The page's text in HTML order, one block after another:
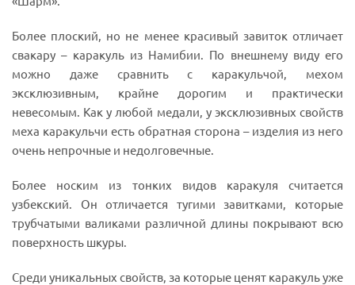
Более плоский, но не менее красивый завиток отличает
свакару – каракуль из Намибии. По внешнему виду его
можно даже сравнить с каракульчой, мехом
эксклюзивным, крайне дорогим и практически
невесомым. Как у любой медали, у эксклюзивных свойств
меха каракульчи есть обратная сторона – изделия из него
очень непрочные и недолговечные.
Более носким из тонких видов каракуля считается
узбекский. Он отличается тугими завитками, которые
трубчатыми валиками различной длины покрывают всю
поверхность шкуры.
Среди уникальных свойств, за которые ценят каракуль уже